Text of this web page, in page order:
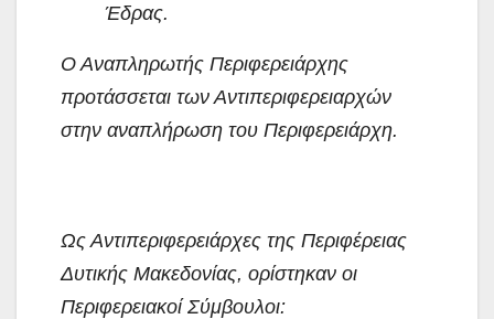
Έδρας.
Ο Αναπληρωτής Περιφερειάρχης
προτάσσεται των Αντιπεριφερειαρχών
στην αναπλήρωση του Περιφερειάρχη.
Ως Αντιπεριφερειάρχες της Περιφέρειας
Δυτικής Μακεδονίας, ορίστηκαν οι
Περιφερειακοί Σύμβουλοι: